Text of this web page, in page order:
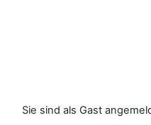
Sie sind als Gast